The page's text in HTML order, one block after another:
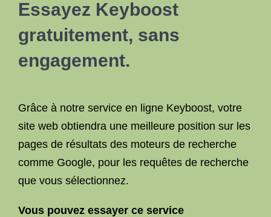
Essayez Keyboost
gratuitement, sans
engagement.
Grâce à notre service en ligne Keyboost, votre
site web obtiendra une meilleure position sur les
pages de résultats des moteurs de recherche
comme Google, pour les requêtes de recherche
que vous sélectionnez.
Vous pouvez essayer ce service